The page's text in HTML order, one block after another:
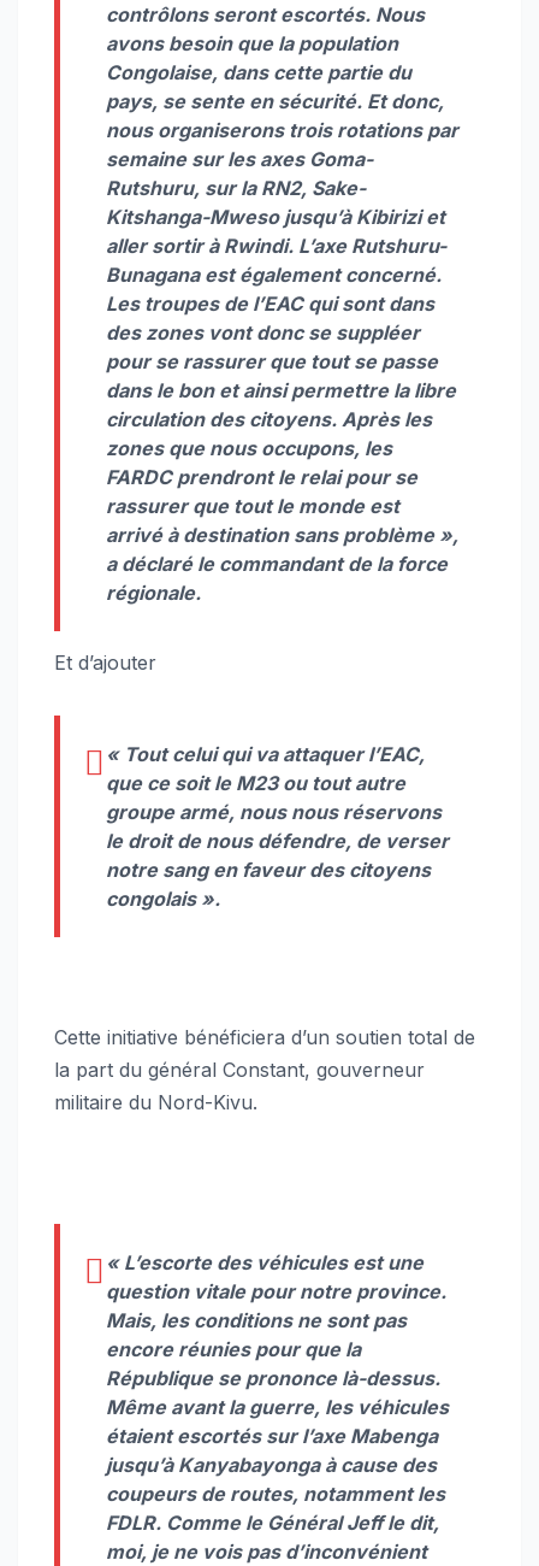
contrôlons seront escortés. Nous
avons besoin que la population
Congolaise, dans cette partie du
pays, se sente en sécurité. Et donc,
nous organiserons trois rotations par
semaine sur les axes Goma-
Rutshuru, sur la RN2, Sake-
Kitshanga-Mweso jusqu’à Kibirizi et
aller sortir à Rwindi. L’axe Rutshuru-
Bunagana est également concerné.
Les troupes de l’EAC qui sont dans
des zones vont donc se suppléer
pour se rassurer que tout se passe
dans le bon et ainsi permettre la libre
circulation des citoyens. Après les
zones que nous occupons, les
FARDC prendront le relai pour se
rassurer que tout le monde est
arrivé à destination sans problème»,
a déclaré le commandant de la force
régionale.
Et d’ajouter
« Tout celui qui va attaquer l’EAC,
que ce soit le M23 ou tout autre
groupe armé, nous nous réservons
le droit de nous défendre, de verser
notre sang en faveur des citoyens
congolais».
Cette initiative bénéficiera d’un soutien total de
la part du général Constant, gouverneur
militaire du Nord-Kivu.
« L’escorte des véhicules est une
question vitale pour notre province.
Mais, les conditions ne sont pas
encore réunies pour que la
République se prononce là-dessus.
Même avant la guerre, les véhicules
étaient escortés sur l’axe Mabenga
jusqu’à Kanyabayonga à cause des
coupeurs de routes, notamment les
FDLR. Comme le Général Jeff le dit,
moi, je ne vois pas d’inconvénient